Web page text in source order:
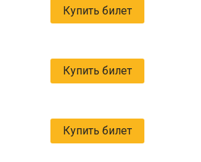
Купить билет
Купить билет
Купить билет